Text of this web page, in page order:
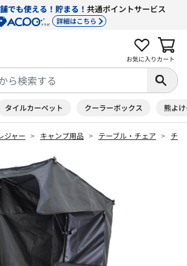
でも使える！貯まる！ 共通ポイントサービス
詳細はこちら
お気に入り カート
タイルカーペット クーラーボックス 熊よ
ジャー キャンプ用品 テーブル・チェア チ